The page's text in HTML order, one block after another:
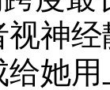
视神
给她